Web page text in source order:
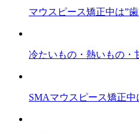
マウスピース矯正中は”
冷たいもの・熱いもの
SMAマウスピース矯正中